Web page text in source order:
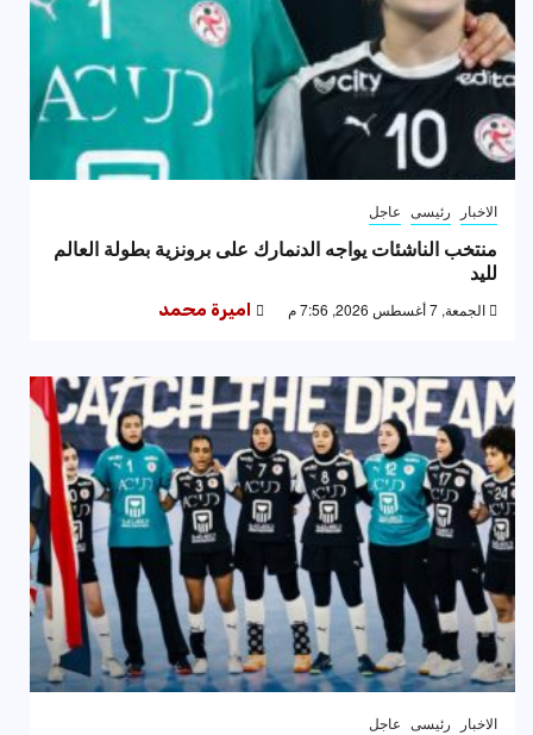
الاخبار رئيسى عاجل
منتخب الناشئات يواجه الدنمارك على برونزية بطولة العالم
لليد
الجمعة, 7 أغسطس 2026, 7:56 م اميرة محمد
الاخبار رئيسى عاجل